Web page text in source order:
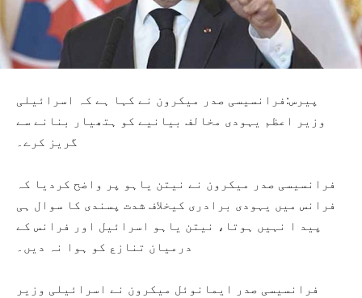
پیرس:فرانسیسی صدر میکرون نے کہا ہے کہ اسرائیلی
وزیر اعظم یہودی مخالف بیانیے کو ہتھیار بنانے سے
گریز کرے۔
فرانسیسی صدر میکرون نے نیتن یاہو پر واضح کردیا کہ
فرانس میں یہودی برادری کیخلاف شدت پسندی کا سوال ہی
پید ا نہیں ہوتا، نیتن یاہو اسرائیل اور فرانس کے
درمیان تنازع کو ہوا نہ دیں۔
فرانسیسی صدر ایمانوئل میکرون نے اسرائیلی وزیر